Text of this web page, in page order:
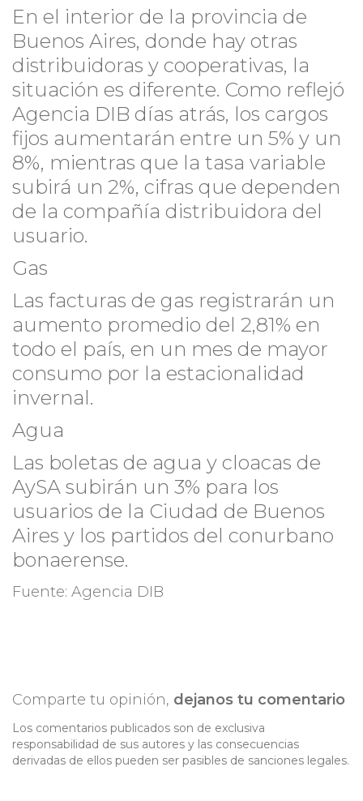
En el interior de la provincia de
Buenos Aires, donde hay otras
distribuidoras y cooperativas, la
situación es diferente. Como reflejó
Agencia DIB días atrás, los cargos
fijos aumentarán entre un 5% y un
8%, mientras que la tasa variable
subirá un 2%, cifras que dependen
de la compañía distribuidora del
usuario.
Gas
Las facturas de gas registrarán un
aumento promedio del 2,81% en
todo el país, en un mes de mayor
consumo por la estacionalidad
invernal.
Agua
Las boletas de agua y cloacas de
AySA subirán un 3% para los
usuarios de la Ciudad de Buenos
Aires y los partidos del conurbano
bonaerense.
Fuente: Agencia DIB
Comparte tu opinión, dejanos tu comentario
Los comentarios publicados son de exclusiva
responsabilidad de sus autores y las consecuencias
derivadas de ellos pueden ser pasibles de sanciones legales.